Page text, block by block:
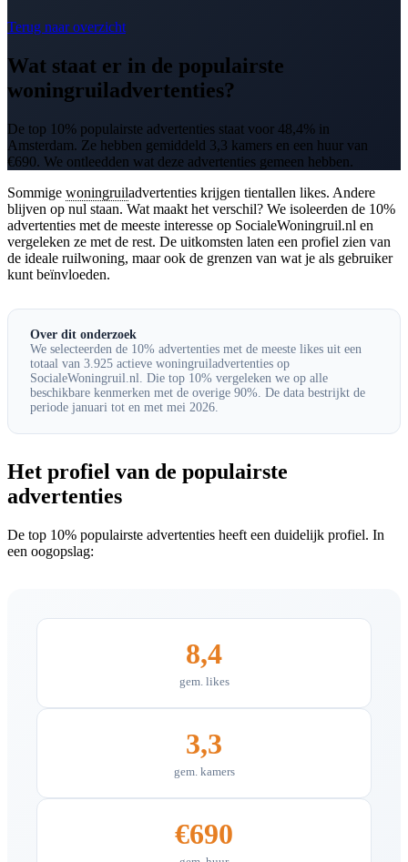
Terug naar overzicht
Wat staat er in de populairste
woningruiladvertenties?
De top 10% populairste advertenties staat voor 48,4% in
Amsterdam. Ze hebben gemiddeld 3,3 kamers en een huur van
€690. We ontleedden wat deze advertenties gemeen hebben.
Sommige woningruiladvertenties krijgen tientallen likes. Andere
blijven op nul staan. Wat maakt het verschil? We isoleerden de 10%
advertenties met de meeste interesse op SocialeWoningruil.nl en
vergeleken ze met de rest. De uitkomsten laten een profiel zien van
de ideale ruilwoning, maar ook de grenzen van wat je als gebruiker
kunt beïnvloeden.
Over dit onderzoek
We selecteerden de 10% advertenties met de meeste likes uit een
totaal van 3.925 actieve woningruiladvertenties op
SocialeWoningruil.nl. Die top 10% vergeleken we op alle
beschikbare kenmerken met de overige 90%. De data bestrijkt de
periode januari tot en met mei 2026.
Het profiel van de populairste
advertenties
De top 10% populairste advertenties heeft een duidelijk profiel. In
een oogopslag:
8,4
gem. likes
3,3
gem. kamers
€690